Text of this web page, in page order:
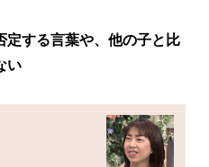
定する言葉や、他の子と比
い